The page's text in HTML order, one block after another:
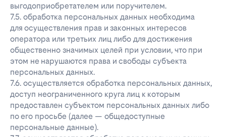
выгодоприобретателем или поручителем.
7.5. обработка персональных данных необходима
для осуществления прав и законных интересов
оператора или третьих лиц либо для достижения
общественно значимых целей при условии, что при
этом не нарушаются права и свободы субъекта
персональных данных.
7.6. осуществляется обработка персональных данных,
доступ неограниченного круга лиц к которым
предоставлен субъектом персональных данных либо
по его просьбе (далее — общедоступные
персональные данные).